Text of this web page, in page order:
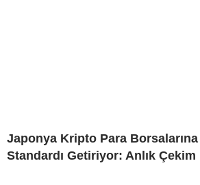
Japonya Kripto Para
Standardı Getiriyor: Anlık